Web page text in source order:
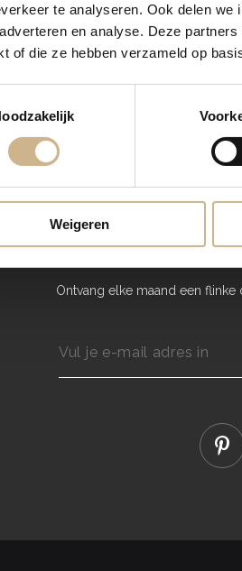
te analyseren. Ook delen
en analyse. Deze
of die ze hebben verzameld op
Weigeren
2021-01
Ontvang elke maand een